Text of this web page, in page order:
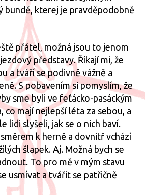
bundě, kterej je pravděpodobně
přátel, možná jsou to jenom
představy. Říkají mi, že
a tváří se podivně vážně a
S pobavením si pomyslím, že
sme byli ve feťácko-pasáckým
co mají nejlepší léta za sebou, a
lidi slyšeli, jak se o nich baví.
k herně a dovnitř vchází
šlapek. Aj. Možná bych se
To pro mě v mým stavu
usmívat a tvářit se patřičně